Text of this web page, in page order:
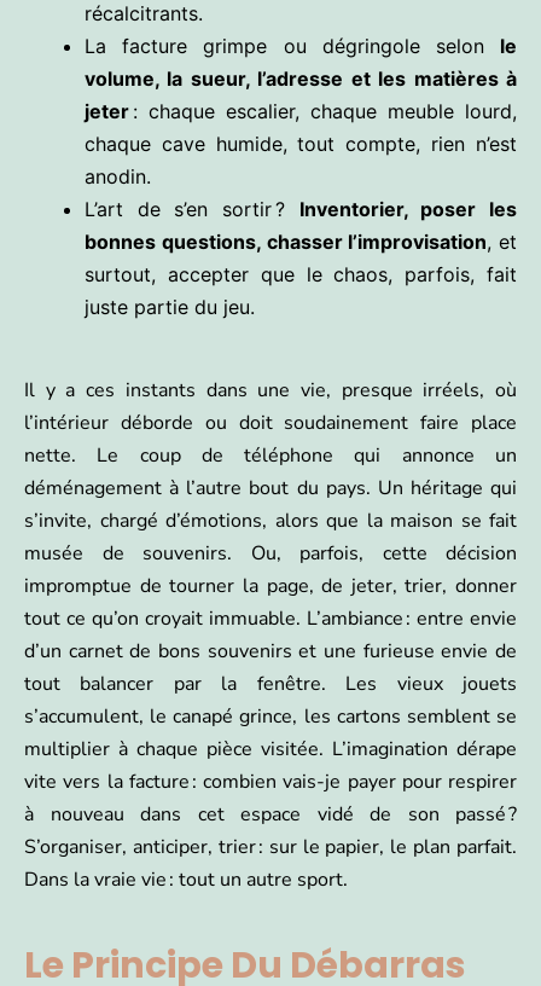
récalcitrants.
La facture grimpe ou dégringole selon le
volume, la sueur, l’adresse et les matières à
jeter : chaque escalier, chaque meuble lourd,
chaque cave humide, tout compte, rien n’est
anodin.
L’art de s’en sortir ? Inventorier, poser les
bonnes questions, chasser l’improvisation, et
surtout, accepter que le chaos, parfois, fait
juste partie du jeu.
Il y a ces instants dans une vie, presque irréels, où
l’intérieur déborde ou doit soudainement faire place
nette. Le coup de téléphone qui annonce un
déménagement à l’autre bout du pays. Un héritage qui
s’invite, chargé d’émotions, alors que la maison se fait
musée de souvenirs. Ou, parfois, cette décision
impromptue de tourner la page, de jeter, trier, donner
tout ce qu’on croyait immuable. L’ambiance : entre envie
d’un carnet de bons souvenirs et une furieuse envie de
tout balancer par la fenêtre. Les vieux jouets
s’accumulent, le canapé grince, les cartons semblent se
multiplier à chaque pièce visitée. L’imagination dérape
vite vers la facture : combien vais-je payer pour respirer
à nouveau dans cet espace vidé de son passé ?
S’organiser, anticiper, trier : sur le papier, le plan parfait.
Dans la vraie vie : tout un autre sport.
Le Principe Du Débarras